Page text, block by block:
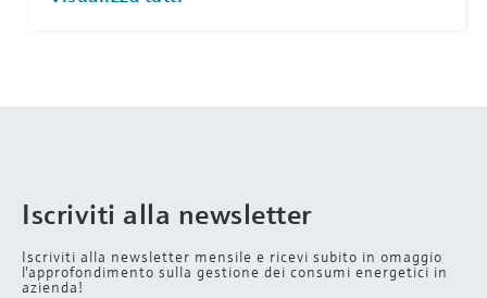
Iscriviti alla newsletter
Iscriviti alla newsletter mensile e ricevi subito in omaggio
l'approfondimento sulla gestione dei consumi energetici in
azienda!